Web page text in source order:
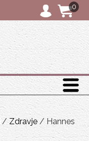
POŠTNINA: 0
/Zdravje / Hannes